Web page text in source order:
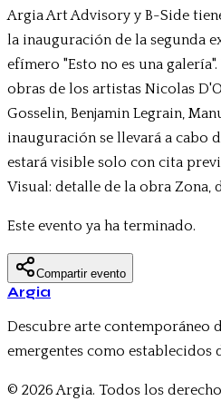
Argia Art Advisory y B-Side
la inauguración de la segunda
efímero "Esto no es una
obras de los artistas Nicolas
Gosselin, Benjamin Legrain,
inauguración se llevará a cabo
estará visible solo con cita
Visual: detalle de la obra Zona,
Este evento ya ha terminado.
Compartir evento
Argia
Descubre arte contemporáneo
emergentes como establecidos
© 2026 Argia. Todos los